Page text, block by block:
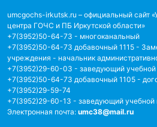
umcgochs-irkutsk.ru – официальный сайт
центра ГОЧС и ПБ Иркутской области»
+7(3952)50-64-73 - многоканальный
+7(3952)50-64-73 добавочный 1115 -
учреждения - начальник
+7(3952)29-60-03 - заведующий учебной
+7(3952)50-64-73 добавочный 1105 -
+7(3952)29-59-74
+7(3952)29-60-13 - заведующий учебной
Электронная почта: umc38@mail.ru